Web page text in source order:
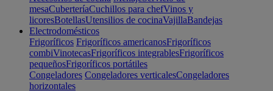
mesaCuberteríaCuchillos para chefVinos y
licoresBotellasUtensilios de cocinaVajillaBandejas
Electrodomésticos
Frigoríficos Frigoríficos americanosFrigoríficos
combiVinotecasFrigoríficos integrablesFrigoríficos
pequeñosFrigoríficos portátiles
Congeladores Congeladores verticalesCongeladores
horizontales